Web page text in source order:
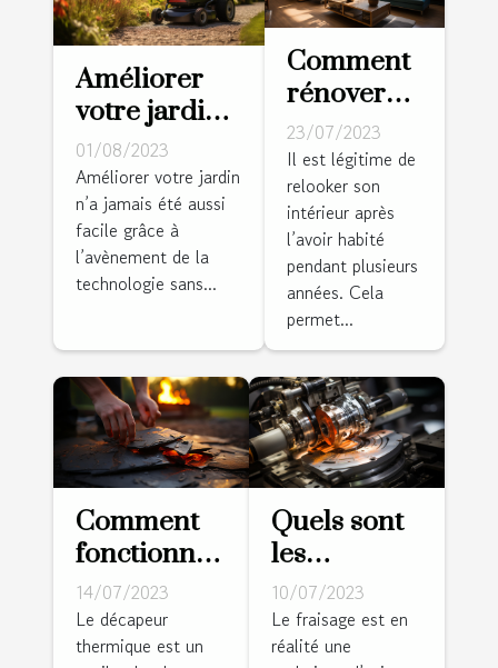
Améliorer
votre jardin
avec un
robot
tondeuse
sans fil
périphérique
: conseils et
01/08/2023
Améliorer votre jardin
n’a jamais été aussi
facile grâce à
l’avènement de la
technologie sans...
Comment
rénover
l'intérieur
de sa
maison ?
23/07/2023
Il est légitime de
relooker son
intérieur après
l’avoir habité
pendant plusieurs
années. Cela
permet...
Comment
fonctionne
un
décapeur
thermique
14/07/2023
Le décapeur
thermique est un
Quels sont
les
différents
types de
fraisage ?
10/07/2023
Le fraisage est en
réalité une